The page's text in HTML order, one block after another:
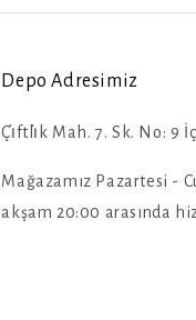
Depo Adresimiz
Çi̇ftli̇k Mah. 7. Sk. No: 9
Mağazamız Pazartesi -
akşam 20:00 arasında